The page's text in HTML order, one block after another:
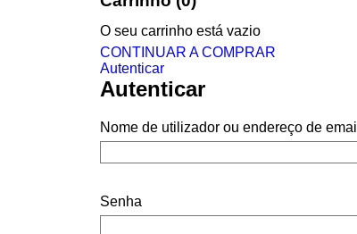
O seu carrinho está vazio
CONTINUAR A COMPRAR
Autenticar
Autenticar
Nome de utilizador ou endereço de email
Senha